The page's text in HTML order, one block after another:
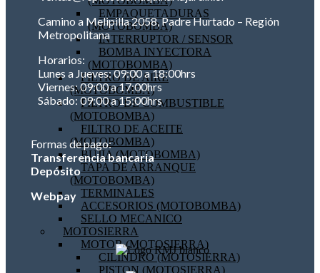
EMPAQUETADURAS
(MOTOBOMBA)
INTERRUPTOR / SENSOR
BOMBA INYECTORA
(MOTOBOMBA)
FILTRO DE AIRE
(MOTOBOMBA)
FILTRO DE COMBUSTIBLE
(MOTOBOMBA)
FILTRO DE ACEITE
(MOTOBOMBA)
BUJIA (MOTOBOMBA)
TAPA DE ARRANQUE
(MOTOBOMBA)
TERMINALES
ACCESORIOS (MOTOBOMBA)
SELLO MECANICO
MOTOSIERRA
MOTOR (MOTOSIERRA)
CILINDRO (MOTOSIERRA)
PISTON (MOTOSIERRA)
Camino a Melipilla 2058, Padre Hurtado – Región
Metropolitana
Horarios:
Lunes a Jueves: 09:00 a 18:00hrs
Viernes: 09:00 a 17:00hrs
Sábado: 09:00 a 15:00hrs
Formas de pago:
Transferencia bancaria
Depósito
Webpay